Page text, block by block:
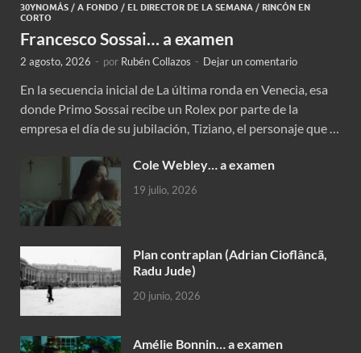
30YNOMÁS / A FONDO / EL DIRECTOR DE LA SEMANA / RINCÓN EN
CORTO
Francesco Sossai… a examen
2 agosto, 2026 - por Rubén Collazos - Dejar un comentario
En la secuencia inicial de La última ronda en Venecia, esa
donde Primo Sossai recibe un Rolex por parte de la
empresa el día de su jubilación, Tiziano, el personaje que …
Cole Webley… a examen
19 julio, 2026
Plan contraplan (Adrian Cioflâncã,
Radu Jude)
20 junio, 2026
Amélie Bonnin… a examen